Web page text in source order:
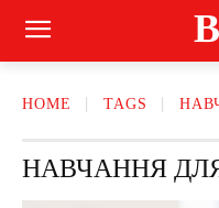
HOME TAGS
НАВЧАННЯ